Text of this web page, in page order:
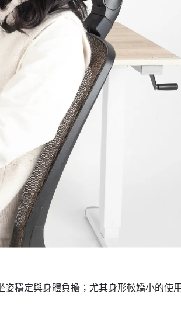
穩定與身體負擔；尤其身形較嬌小的使